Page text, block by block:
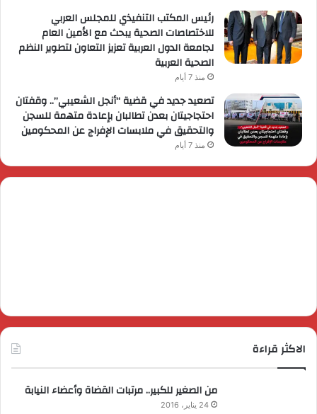
رئيس المكتب التنفيذي للمجلس العربي
للاختصاصات الصحية يبحث مع الأمين العام
لجامعة الدول العربية تعزيز التعاون لتطوير النظم
الصحية العربية
منذ 7 أيام
تصعيد جديد في قضية “أنجل الشعيبي”.. وقفتان
احتجاجيتان بعدن تطالبان بإعادة متهمة للسجن
والتحقيق في ملابسات الإفراج عن المحكومين
منذ 7 أيام
الاكثر قراءة
من الصغير للكبير.. مرتبات القضاة وأعضاء النيابة
24 يناير، 2016